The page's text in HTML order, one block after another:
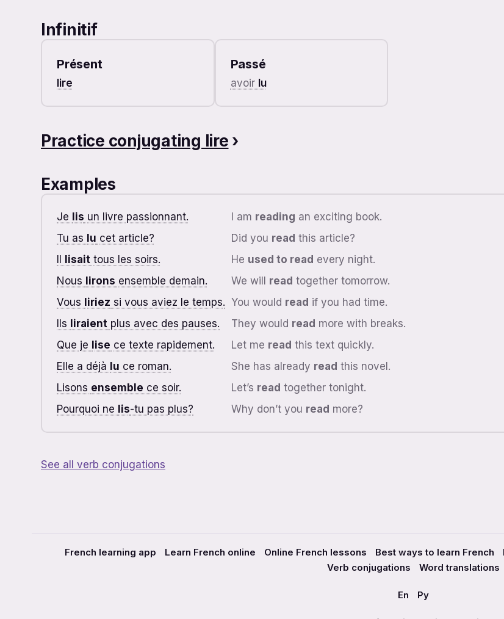
Infinitif
Présent
lire
Passé
avoir lu
Practice conjugating lire ›
Examples
Je lis un livre passionnant. I am reading an exciting book.
Tu as lu cet article? Did you read this article?
lisait tous les soirs. He used to read every night.
Nous lirons ensemble demain. We will read together tomorrow.
Vous liriez si vous aviez le temps. You would read if you had time.
Ils liraient plus avec des pauses. They would read more with breaks.
Que je lise ce texte rapidement. Let me read this text quickly.
Elle a déjà lu ce roman. She has already read this novel.
Lisons ensemble ce soir. Let’s read together tonight.
Pourquoi ne lis-tu pas plus? Why don’t you read more?
See all verb conjugations
French learning app Learn French online Online French lessons Best ways to learn French
Verb conjugations
Word translations
En Ру